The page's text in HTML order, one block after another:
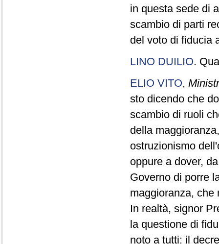
in questa sede di
scambio di parti
del voto di fiducia
LINO DUILIO.
ELIO VITO,
sto dicendo che
scambio di ruoli
della
ostruzionismo
oppure a dover,
Governo di porre
maggioranza, che
In realtà, signor
la questione di
noto a tutti: il